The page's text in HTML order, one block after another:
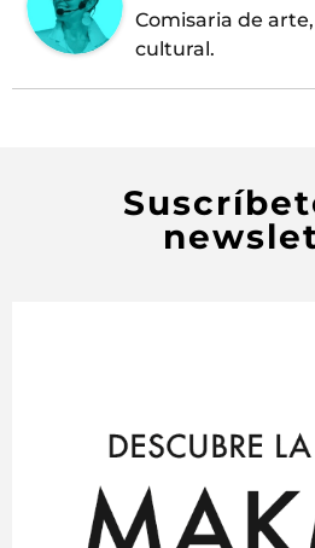
Comisaria de
cultural.